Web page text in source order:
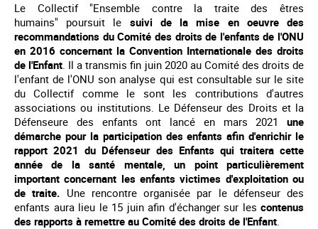
Le Collectif "Ensemble contre la traite des êtres
humains" poursuit le suivi de la mise en oeuvre des
recommandations du Comité des droits de l'enfants de l'ONU
en 2016 concernant la Convention Internationale des droits
de l'Enfant . Il a transmis fin juin 2020 au Comité des droits de
l'enfant de l'ONU son analyse qui est consultable sur le site
du Collectif comme le sont les contributions d'autres
associations ou institutions. Le Défenseur des Droits et la
Défenseure des enfants ont lancé en mars 2021 une
démarche pour la participation des enfants afin d'enrichir le
rapport 2021 du Défenseur des Enfants qui traitera cette
année de la santé mentale, un point particulièrement
important concernant les enfants victimes d'exploitation ou
de traite. Une rencontre organisée par le défenseur des
enfants aura lieu le 15 juin afin d'échanger sur les contenus
des rapports à remettre au Comité des droits de l'Enfant